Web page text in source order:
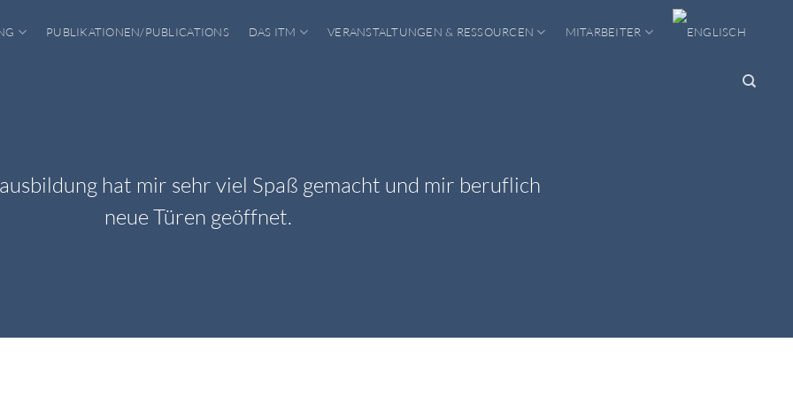
PUBLIKATIONEN/PUBLICATIONS DAS ITM VERANSTALTUNGEN & RESSOURCEN MITARBEITER
hat mir sehr viel Spaß gemacht und mir beruflich
neue Türen geöffnet.